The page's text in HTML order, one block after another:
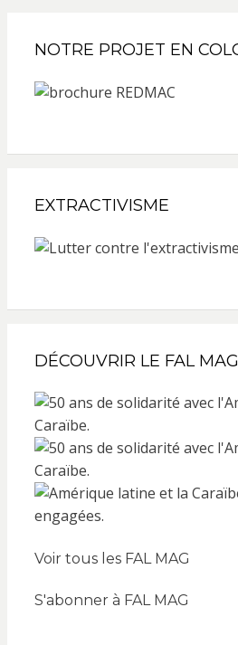
NOTRE PROJET EN
EXTRACTIVISME
DÉCOUVRIR LE FAL MAG
Voir tous les FAL MAG
S'abonner à FAL MAG